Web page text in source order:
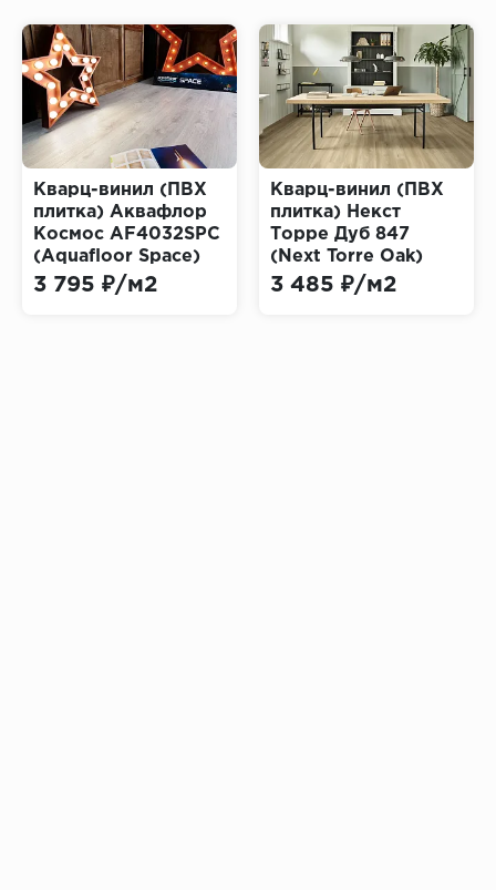
Кварц-винил (ПВХ
плитка) Аквафлор
Космос AF4032SPC
(Aquafloor Space)
3 795 ₽/м2
Кварц-винил (ПВХ
плитка) Некст
Торре Дуб 847
(Next Torre Oak)
3 485 ₽/м2